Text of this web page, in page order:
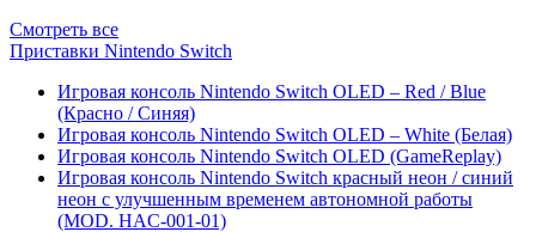
Смотреть все
Приставки Nintendo Switch
Игровая консоль Nintendo Switch OLED – Red / Blue
(Красно / Синяя)
Игровая консоль Nintendo Switch OLED – White (Белая)
Игровая консоль Nintendo Switch OLED (GameReplay)
Игровая консоль Nintendo Switch красный неон / синий
неон с улучшенным временем автономной работы
(MOD. HAC-001-01)